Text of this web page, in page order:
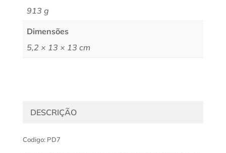
913 g
Dimensões
5,2 × 13 × 13 cm
DESCRIÇÃO
Codigo: PD7